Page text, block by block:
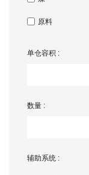
原料
单仓容积 :
数量 :
辅助系统 :